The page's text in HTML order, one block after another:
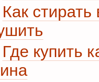
Как
Где купить